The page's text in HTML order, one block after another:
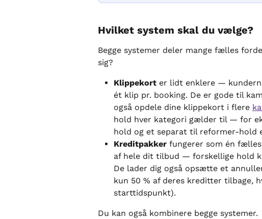
Hvilket system skal du vælge?
Begge systemer deler mange fælles
sig?
Klippekort er lidt enklere —
ét klip pr. booking. De er gode til
også opdele dine klippekort i flere
hold hver kategori gælder til — for
hold og et separat til reformer-hold
Kreditpakker fungerer som én
af hele dit tilbud — forskellige hold
De lader dig også opsætte et
kun 50 % af deres kreditter tilbage,
starttidspunkt).
Du kan også kombinere begge systemer.